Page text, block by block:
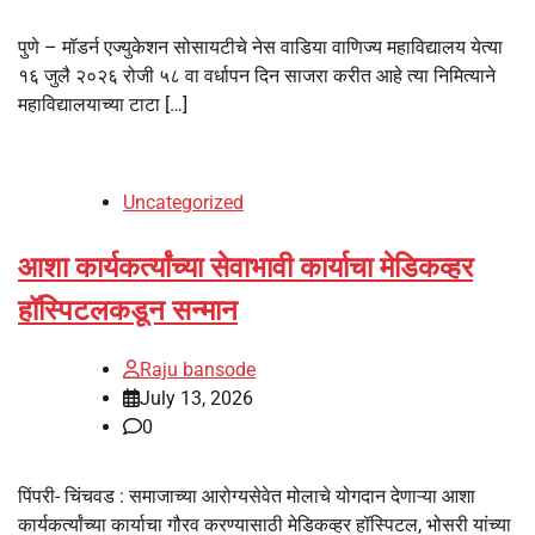
पुणे – मॉडर्न एज्युकेशन सोसायटीचे नेस वाडिया वाणिज्य महाविद्यालय येत्या
१६ जुलै २०२६ रोजी ५८ वा वर्धापन दिन साजरा करीत आहे त्या निमित्याने
महाविद्यालयाच्या टाटा […]
Uncategorized
आशा कार्यकर्त्यांच्या सेवाभावी कार्याचा मेडिकव्हर
हॉस्पिटलकडून सन्मान
Raju bansode
July 13, 2026
0
पिंपरी- चिंचवड : समाजाच्या आरोग्यसेवेत मोलाचे योगदान देणाऱ्या आशा
कार्यकर्त्यांच्या कार्याचा गौरव करण्यासाठी मेडिकव्हर हॉस्पिटल, भोसरी यांच्या